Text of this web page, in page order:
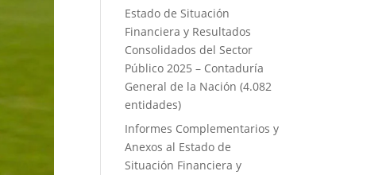
Estado de Situación
Financiera y Resultados
Consolidados del Sector
Público 2025 – Contaduría
General de la Nación (4.082
entidades)
Informes Complementarios y
Anexos al Estado de
Situación Financiera y